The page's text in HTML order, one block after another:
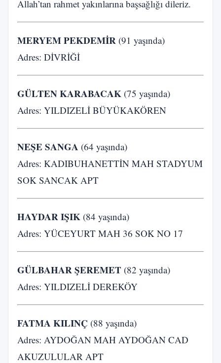
Allah’tan rahmet yakınlarına başsağlığı dileriz.
MERYEM PEKDEMİR (91 yaşında)
Adres: DİVRİĞİ
GÜLTEN KARABACAK (75 yaşında)
Adres: YILDIZELİ BÜYÜKAKÖREN
NEŞE SANGA (64 yaşında)
Adres: KADIBUHANETTİN MAH STADYUM
SOK SANCAK APT
HAYDAR IŞIK (84 yaşında)
Adres: YÜCEYURT MAH 36 SOK NO 17
GÜLBAHAR ŞEREMET (82 yaşında)
Adres: YILDIZELİ DEREKÖY
FATMA KILINÇ (88 yaşında)
Adres: AYDOĞAN MAH AYDOĞAN CAD
AKUZULULAR APT